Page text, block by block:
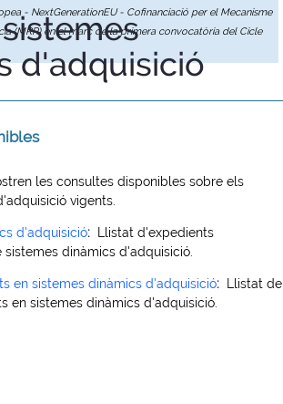
- NextGenerationEU - Cofinanciació per el Mecanisme
(MRR) en el marc de la primera convocatòria del Cicle
d'adquisició
les consultes disponibles sobre els
vigents.
d'adquisició:
Llistat d'expedients
dinàmics d'adquisició.
en sistemes dinàmics d'adquisició:
Llistat de
en sistemes dinàmics d'adquisició.